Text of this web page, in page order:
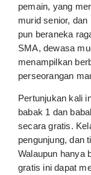
pemain, yang
murid senior,
pun beraneka
SMA, dewasa
menampilkan
perseorangan
Pertunjukan kali
babak 1 dan
secara gratis.
pengunjung, dan
Walaupun hanya
gratis ini dapat